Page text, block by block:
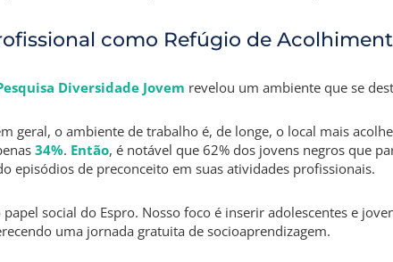
como Refúgio de
Diversidade Jovem revelou um ambiente que se
geral, o ambiente de trabalho é, de longe, o local mais
34%. Então, é notável que 62% dos jovens negros que
episódios de preconceito em suas atividades profissionais.
social do Espro. Nosso foco é inserir adolescentes e
uma jornada gratuita de socioaprendizagem.